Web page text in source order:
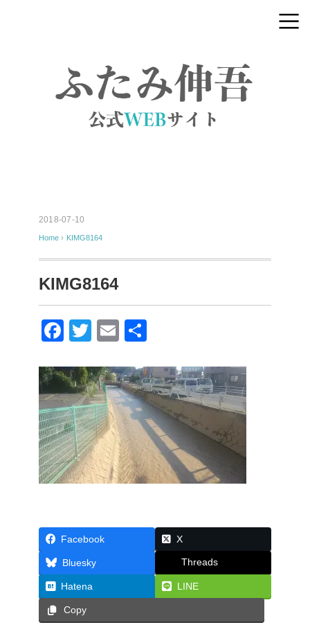
2018-07-10
Home › KIMG8164
KIMG8164
F
c
e
b
o
o
k
T
tt
er
E
ail
Facebook X
Bluesky Threads
Hatena LINE
Copy